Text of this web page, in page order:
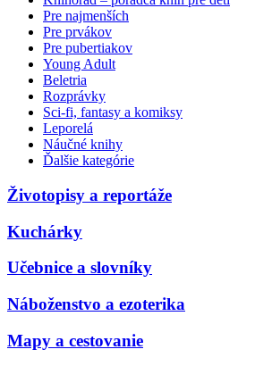
Pre najmenších
Pre prvákov
Pre pubertiakov
Young Adult
Beletria
Rozprávky
Sci-fi, fantasy a komiksy
Leporelá
Náučné knihy
Ďalšie kategórie
Životopisy a reportáže
Kuchárky
Učebnice a slovníky
Náboženstvo a ezoterika
Mapy a cestovanie